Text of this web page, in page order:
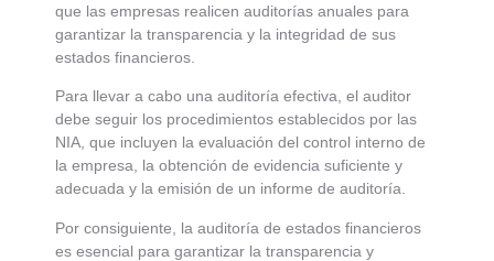
que las empresas realicen auditorías anuales para
garantizar la transparencia y la integridad de sus
estados financieros.
Para llevar a cabo una auditoría efectiva, el auditor
debe seguir los procedimientos establecidos por las
NIA, que incluyen la evaluación del control interno de
la empresa, la obtención de evidencia suficiente y
adecuada y la emisión de un informe de auditoría.
Por consiguiente, la auditoría de estados financieros
es esencial para garantizar la transparencia y